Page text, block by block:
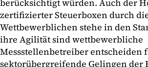
berücksichtigt würden. Auch der
zertifizierter Steuerboxen durch
Wettbewerblichen stehe in den
ihre Agilität sind wettbewerbliche
Messstellenbetreiber entscheiden
sektorübergreifende Gelingen der